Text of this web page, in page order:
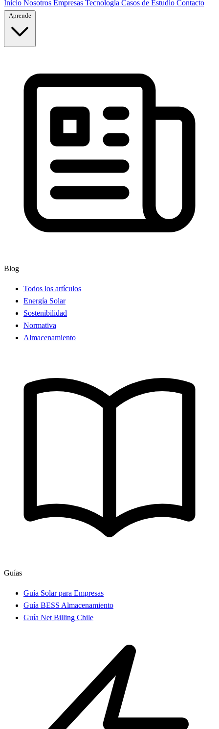
Inicio Nosotros Empresas Tecnología Casos de Estudio Contacto
Aprende
Blog
Todos los artículos
Energía Solar
Sostenibilidad
Normativa
Almacenamiento
Guías
Guía Solar para Empresas
Guía BESS Almacenamiento
Guía Net Billing Chile